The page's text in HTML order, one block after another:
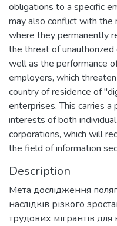
obligations to a specific
may also conflict with
where they permanently
the threat of
well as the performance
employers, which
country of residence of
enterprises. This carries
interests of both
corporations, which will
the field of information
Description
Мета дослідження
наслідків різкого
трудових мігрантів